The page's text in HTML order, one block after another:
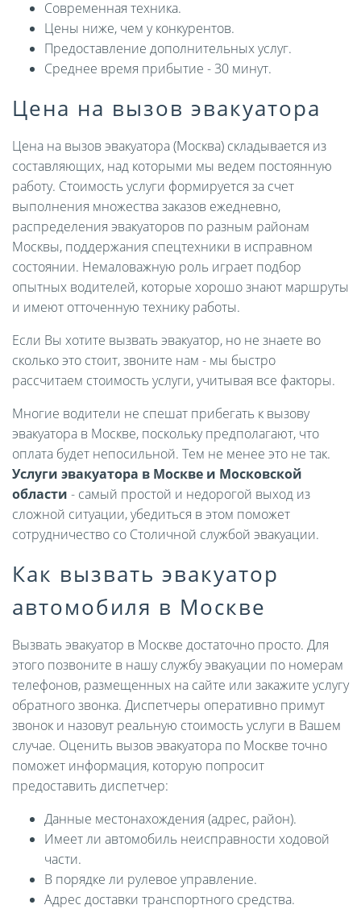
Современная техника.
Цены ниже, чем у конкурентов.
Предоставление дополнительных услуг.
Среднее время прибытие - 30 минут.
Цена на вызов эвакуатора
Цена на вызов эвакуатора (Москва) складывается из
составляющих, над которыми мы ведем постоянную
работу. Стоимость услуги формируется за счет
выполнения множества заказов ежедневно,
распределения эвакуаторов по разным районам
Москвы, поддержания спецтехники в исправном
состоянии. Немаловажную роль играет подбор
опытных водителей, которые хорошо знают маршруты
и имеют отточенную технику работы.
Если Вы хотите вызвать эвакуатор, но не знаете во
сколько это стоит, звоните нам - мы быстро
рассчитаем стоимость услуги, учитывая все факторы.
Многие водители не спешат прибегать к вызову
эвакуатора в Москве, поскольку предполагают, что
оплата будет непосильной. Тем не менее это не так.
Услуги эвакуатора в Москве и Московской
области - самый простой и недорогой выход из
сложной ситуации, убедиться в этом поможет
сотрудничество со Столичной службой эвакуации.
Как вызвать эвакуатор
автомобиля в Москве
Вызвать эвакуатор в Москве достаточно просто. Для
этого позвоните в нашу службу эвакуации по номерам
телефонов, размещенных на сайте или закажите услугу
обратного звонка. Диспетчеры оперативно примут
звонок и назовут реальную стоимость услуги в Вашем
случае. Оценить вызов эвакуатора по Москве точно
поможет информация, которую попросит
предоставить диспетчер:
Данные местонахождения (адрес, район).
Имеет ли автомобиль неисправности ходовой
части.
В порядке ли рулевое управление.
Адрес доставки транспортного средства.